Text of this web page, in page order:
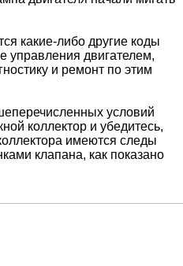
какие-либо другие коды
управления двигателем,
и ремонт по этим
условий
коллектор и убедитесь,
имеются следы
клапана, как показано